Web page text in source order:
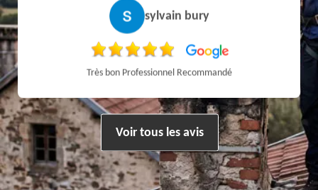
sylvain bury
Très bon Professionnel Recommandé
Voir tous les avis